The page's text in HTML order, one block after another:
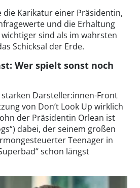
die Karikatur einer Präsidentin,
und die Erhaltung
sind als im wahrsten
Schicksal der Erde.
Wer spielt sonst noch
Darsteller:innen-Front
von Don’t Look Up wirklich
der Präsidentin Orlean ist
dabei, der seinem großen
Teenager in
schon längst